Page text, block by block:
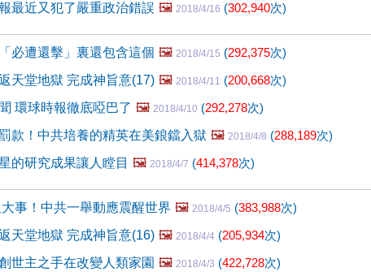
最近又犯了嚴重政治錯誤 🖼️ 2018/4/16 (302,940次)
必遭還擊」裏還包含這個 🖼️ 2018/4/15 (292,375次)
天堂地獄 完成神旨意(17) 🖼️ 2018/4/11 (200,668次)
環球時報徹底啞巴了 🖼️ 2018/4/10 (292,278次)
款！中共培養的精英在美鋃鐺入獄 🖼️ 2018/4/8 (288,189次)
的研究成果讓人瞠目 🖼️ 2018/4/7 (414,378次)
事！中共一舉動應震醒世界 🖼️ 2018/4/5 (383,988次)
天堂地獄 完成神旨意(16) 🖼️ 2018/4/4 (205,934次)
世主之手在改變人類家園 🖼️ 2018/4/3 (422,728次)